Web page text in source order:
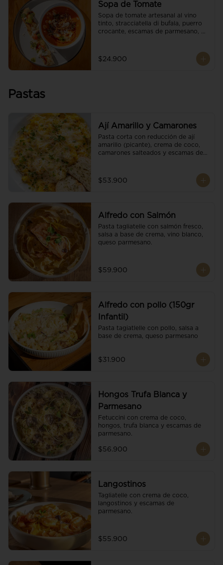
Sopa de Tomate
Sopa de tomate artesanal al vino
tinto, stracciatella di bufala, puerro
crocante, escamas de parmesano,
Acompañado de un tostón de pan
focaccia.
$24.900
Pastas
Ají Amarillo y Camarones
Pasta corta con reducción de ají
amarillo (picante), crema de coco,
camarones salteados y escamas de
$53.900
Alfredo con Salmón
Pasta tagliatelle con salmón fresco,
salsa a base de crema, vino blanco,
queso parmesano.
$59.900
Alfredo con pollo (150gr
Infantil)
Pasta tagiatlelle con pollo, salsa a
base de crema, queso parmesano
$31.900
Hongos Trufa Blanca y
Parmesano
Fetuccini con crema de coco,
hongos, trufa blanca y escamas de
parmesano.
$56.900
Langostinos
Tagliatelle con crema de coco,
langostinos y escamas de
parmesano.
$55.900